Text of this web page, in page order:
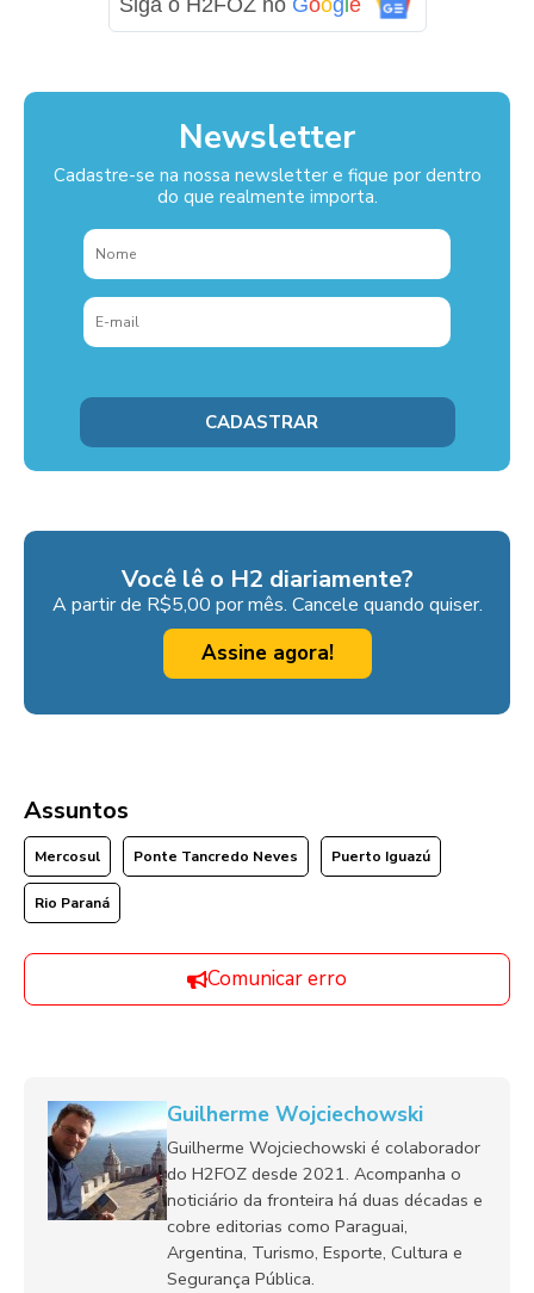
Newsletter
Cadastre-se na nossa newsletter e fique por dentro
do que realmente importa.
Você lê o H2 diariamente?
A partir de R$5,00 por mês. Cancele quando quiser.
Assine agora!
Assuntos
Mercosul Ponte Tancredo Neves Puerto Iguazú
Rio Paraná
Comunicar erro
Guilherme Wojciechowski
Guilherme Wojciechowski é colaborador
do H2FOZ desde 2021. Acompanha o
noticiário da fronteira há duas décadas e
cobre editorias como Paraguai,
Argentina, Turismo, Esporte, Cultura e
Segurança Pública.